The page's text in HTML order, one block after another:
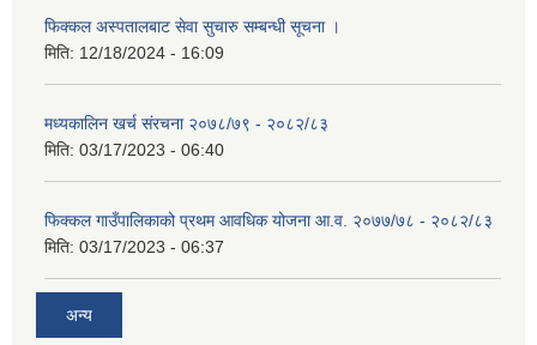
फिक्कल अस्पतालबाट सेवा सुचारु सम्बन्धी सूचना ।
मिति: 12/18/2024 - 16:09
मध्यकालिन खर्च संरचना २०७८/७९ - २०८२/८३
मिति: 03/17/2023 - 06:40
फिक्कल गाउँपालिकाको प्रथम आवधिक योजना आ.व. २०७७/७८ - २०८२/८३
मिति: 03/17/2023 - 06:37
अन्य